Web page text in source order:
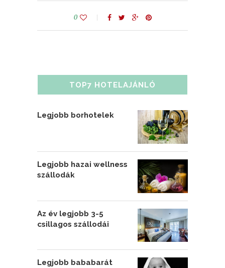
0
TOP7 HOTELAJÁNLÓ
Legjobb borhotelek
Legjobb hazai wellness
szállodák
Az év legjobb 3-5
csillagos szállodái
Legjobb bababarát